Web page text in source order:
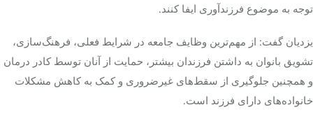
توجه به موضوع فرزندآوری ایفا کنند.
یزدیان گفت: از مهم‌ترین وظایف جامعه در شرایط فعلی، فرهنگ‌سازی،
تشویق بانوان به داشتن فرزندان بیشتر، حمایت از آنان توسط کادر درمان
و همچنین جلوگیری از سقط‌های غیرضروری و کمک به کاهش مشکلات
خانواده‌های دارای فرزند است.